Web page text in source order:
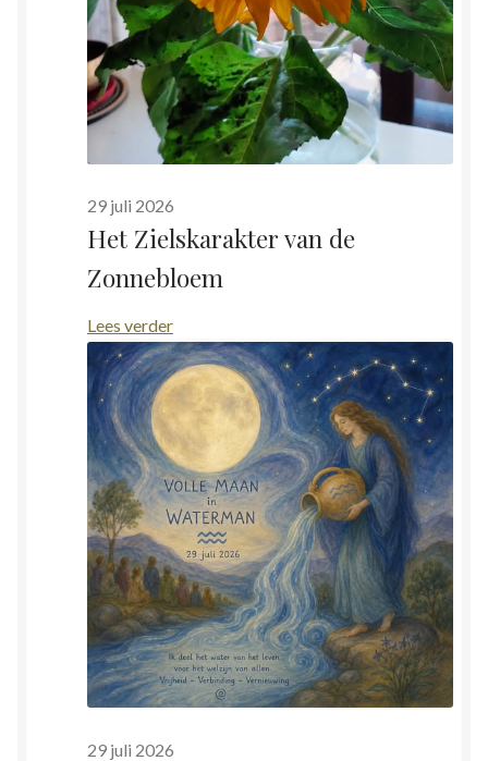
29 juli 2026
Het Zielskarakter van de
Zonnebloem
Lees verder:
Het
Zielskarakter
van
de
Zonnebloem
29 juli 2026